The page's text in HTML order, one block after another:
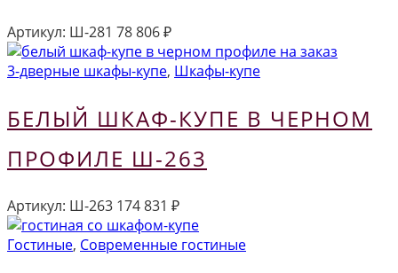
Артикул: Ш-281 78 806₽
3-дверные шкафы-купе, Шкафы-купе
БЕЛЫЙ ШКАФ-КУПЕ В ЧЕРНОМ
ПРОФИЛЕ Ш-263
Артикул: Ш-263 174 831 ₽
Гостиные, Современные гостиные